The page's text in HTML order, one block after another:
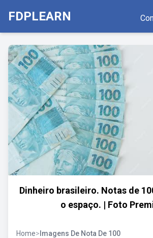
FDPLEARN
Dinheiro brasileiro. Notas de
o espaço. | Foto
Home> Imagens De Nota De 100